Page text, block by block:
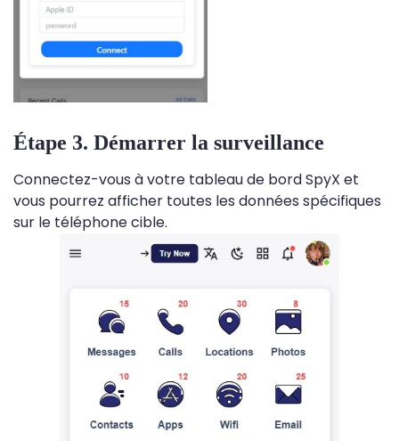
Étape 3. Démarrer la surveillance
Connectez-vous à votre tableau de bord SpyX et
vous pourrez afficher toutes les données spécifiques
sur le téléphone cible.